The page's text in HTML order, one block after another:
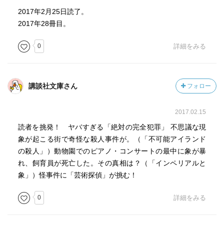
2017年2月25日読了。
2017年28冊目。
0 詳細をみる
講談社文庫さん フォロー
2017.02.15
読者を挑発！ ヤバすぎる「絶対の完全犯罪」 不思議な現
象が起こる街で奇怪な殺人事件が。（「不可能アイランド
の殺人」）動物園でのピアノ・コンサートの最中に象が暴
れ、飼育員が死亡した。その真相は？（「インペリアルと
象」）怪事件に「芸術探偵」が挑む！
0 詳細をみる